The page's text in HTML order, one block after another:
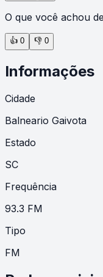
O que você achou
👍 0 👎 0
Informações
Cidade
Balneario Gaivota
Estado
SC
Frequência
93.3 FM
Tipo
FM